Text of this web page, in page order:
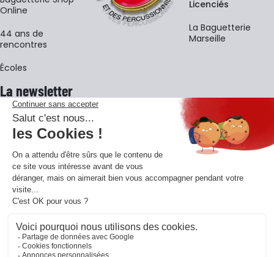
Online
44 ans de
rencontres
Écoles
Licenciés
La Baguetterie
Marseille
La newsletter
Adresse e-mail
En vous inscrivant à notre newsletter, vous acceptez notre politique de
confidentialité.
Retrouvons-nous sur